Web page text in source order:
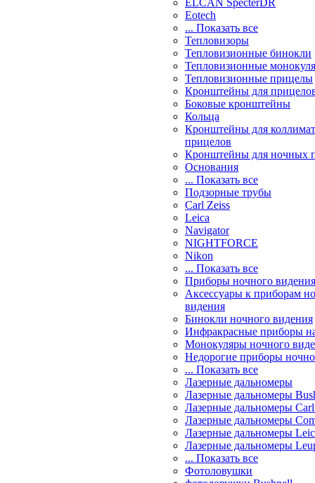
ELCAN SpecterDR
Eotech
... Показать все
Тепловизоры
Тепловизионные бинокли
Тепловизионные
Тепловизионные прицелы
Кронштейны для
Боковые кронштейны
Кольца
Кронштейны для
прицелов
Кронштейны для ночных
Основания
... Показать все
Подзорные трубы
Carl Zeiss
Leica
Navigator
NIGHTFORCE
Nikon
... Показать все
Приборы ночного видения
Аксессуары к приборам
видения
Бинокли ночного видения
Инфракрасные приборы
Монокуляры ночного
Недорогие приборы
... Показать все
Лазерные дальномеры
Лазерные дальномеры
Лазерные дальномеры
Лазерные дальномеры
Лазерные дальномеры
Лазерные дальномеры
... Показать все
Фотоловушки